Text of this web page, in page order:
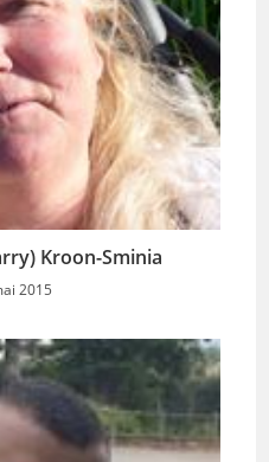
Kroon-Sminia
2015